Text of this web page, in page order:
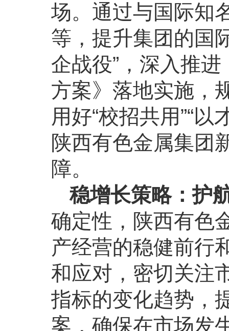
场。通过与国际知
等，提升集团的国
企战役”，深入推
方案》落地实施，
用好“校招共用”“
陕西有色金属集团
障。
稳增长策略：护
确定性，陕西有色
产经营的稳健前行
和应对，密切关注
指标的变化趋势，
案，确保在市场发